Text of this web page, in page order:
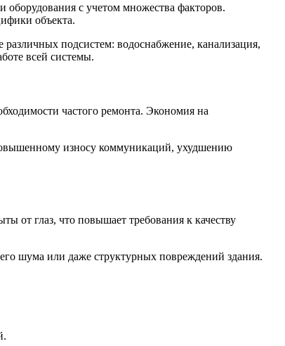
с учетом множества факторов.
объекта.
подсистем: водоснабжение, канализация,
всей системы.
частого ремонта. Экономия на
износу коммуникаций, ухудшению
от глаз, что повышает требования к качеству
шума или даже структурных повреждений здания.